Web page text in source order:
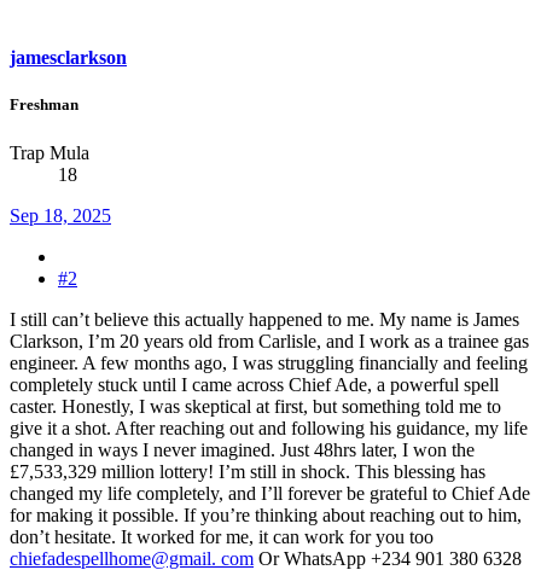
jamesclarkson
Freshman
Trap Mula
18
Sep 18, 2025
#2
I still can’t believe this actually happened to me. My name is James
Clarkson, I’m 20 years old from Carlisle, and I work as a trainee gas
engineer. A few months ago, I was struggling financially and feeling
completely stuck until I came across Chief Ade, a powerful spell
caster. Honestly, I was skeptical at first, but something told me to
give it a shot. After reaching out and following his guidance, my life
changed in ways I never imagined. Just 48hrs later, I won the
£7,533,329 million lottery! I’m still in shock. This blessing has
changed my life completely, and I’ll forever be grateful to Chief Ade
for making it possible. If you’re thinking about reaching out to him,
don’t hesitate. It worked for me, it can work for you too
chiefadespellhome@gmail. com Or WhatsApp +234 901 380 6328